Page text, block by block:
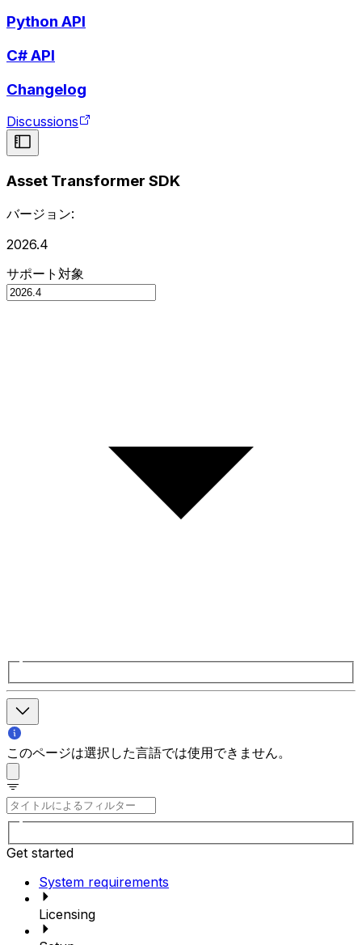
Python API
C# API
Changelog
Discussions
Asset Transformer SDK
バージョン:
2026.4
サポート対象
このページは選択した言語では使用できません。
Get started
System requirements
Licensing